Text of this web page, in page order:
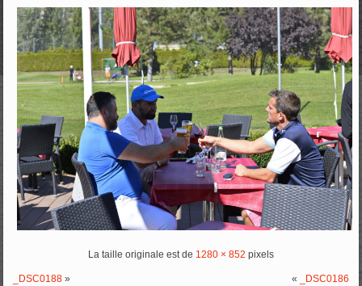
La taille originale est de 1280 × 852 pixels
_DSC0188 » « _DSC0186